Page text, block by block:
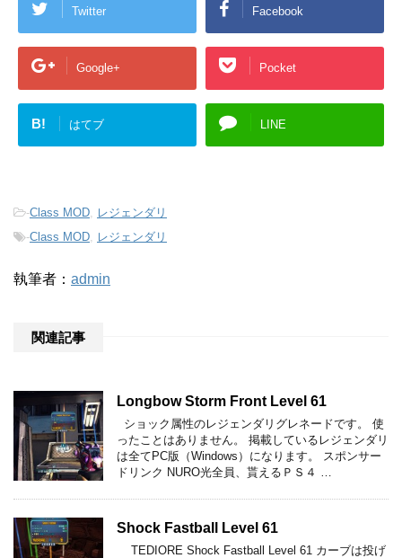
Twitter Facebook
Google+ Pocket
B! はてブ LINE
-Class MOD
レジェンダリ
-Class MOD レジェンダリ
執筆者： admin
関連記事
Longbow Storm Front Level 61
ショック属性のレジェンダリグレネードです。 使
ったことはありません。 掲載しているレジェンダリ
は全てPC版（Windows）になります。 スポンサー
ドリンク NURO光全員、貰えるＰＳ４ …
Shock Fastball Level 61
TEDIORE Shock Fastball Level 61 カーブは投げ